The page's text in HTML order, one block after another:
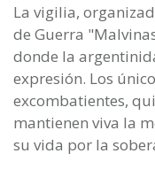
La vigilia,
de Guerra
donde la
expresión. Los
excombatientes,
mantienen viva la
su vida por la